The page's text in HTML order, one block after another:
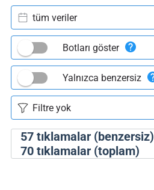
57tıklamalar (benzersiz)
70tıklamalar (toplam)
tüm veriler
Botları göster
Yalnızca benzersiz